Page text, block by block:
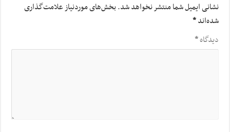
نشانی ایمیل شما منتشر نخواهد شد.بخش‌های موردنیاز علامت‌گذاری
شده‌اند*
دیدگاه*